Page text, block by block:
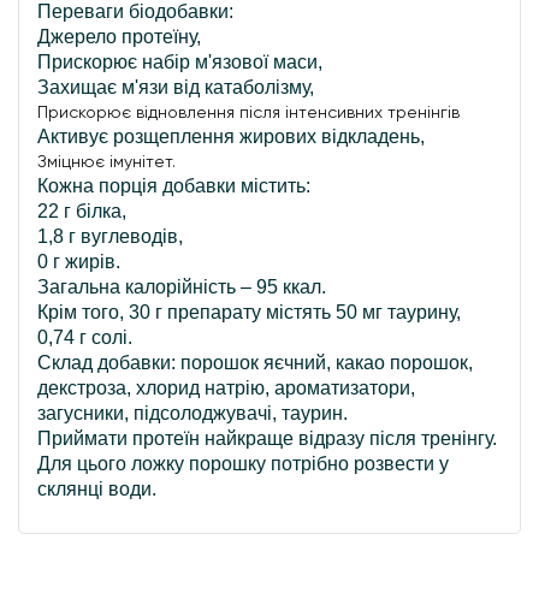
Переваги біодобавки:
Джерело протеїну,
Прискорює набір м'язової маси,
Захищає м'язи від катаболізму,
Прискорює відновлення після інтенсивних тренінгів
Активує розщеплення жирових відкладень,
Зміцнює імунітет.
Кожна порція добавки містить:
22 г білка,
1,8 г вуглеводів,
0 г жирів.
Загальна калорійність – 95 ккал.
Крім того, 30 г препарату містять 50 мг таурину,
0,74 г солі.
Склад добавки: порошок яєчний, какао порошок,
декстроза, хлорид натрію, ароматизатори,
загусники, підсолоджувачі, таурин.
Приймати протеїн найкраще відразу після тренінгу.
Для цього ложку порошку потрібно розвести у
склянці води.